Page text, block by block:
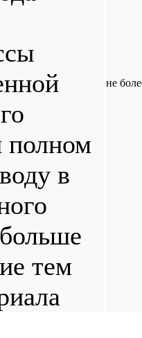
полном
в
тем
не